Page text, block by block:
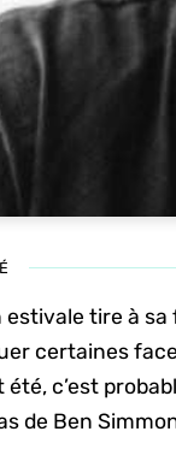
estivale tire à
certaines
été, c’est
de Ben